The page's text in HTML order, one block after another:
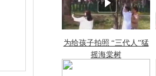
探访
俗：
英省亲
为给孩子拍照 “三代人”猛
摇海棠树